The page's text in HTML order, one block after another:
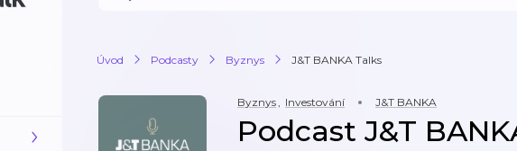
Úvod Podcasty Byznys J&T BANKA Talks
Byznys, Investování J&T BANKA
Podcast J&T